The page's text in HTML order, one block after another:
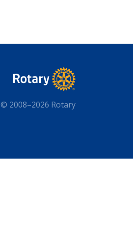
© 2008–2026 Rotary